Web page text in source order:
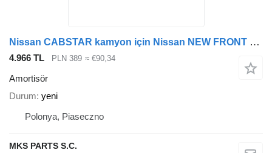
Nissan CABSTAR kamyon için Nissan NEW FRONT SHOCK ABSORBER - GENUINE amortisör
4.966 TL PLN 389 ≈ €90,34
Amortisör
Durum yeni
Polonya, Piaseczno
MKS PARTS S.C.